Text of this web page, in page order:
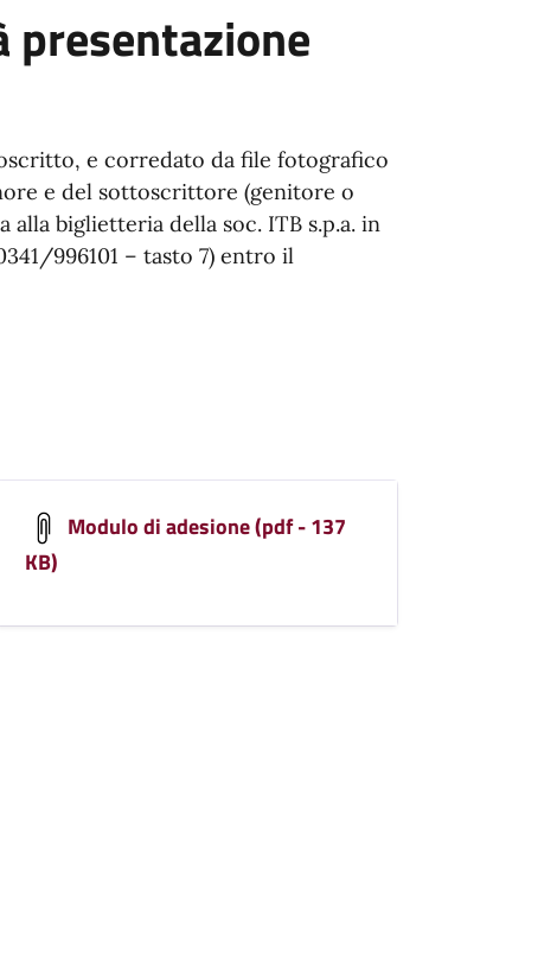
presentazione
e corredato da file fotografico
e del sottoscrittore (genitore o
biglietteria della soc. ITB s.p.a. in
996101 – tasto 7) entro il
Modulo di adesione (pdf - 137
KB)